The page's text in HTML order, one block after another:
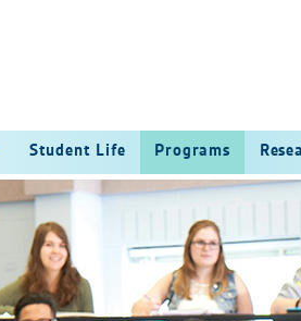
Student Life Programs